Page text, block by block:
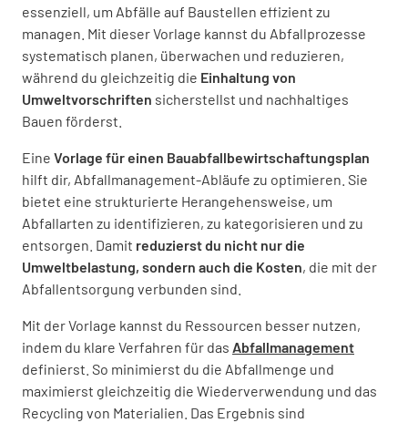
essenziell, um Abfälle auf Baustellen effizient zu
managen. Mit dieser Vorlage kannst du Abfallprozesse
systematisch planen, überwachen und reduzieren,
während du gleichzeitig die Einhaltung von
Umweltvorschriften sicherstellst und nachhaltiges
Bauen förderst.
Eine Vorlage für einen Bauabfallbewirtschaftungsplan
hilft dir, Abfallmanagement-Abläufe zu optimieren. Sie
bietet eine strukturierte Herangehensweise, um
Abfallarten zu identifizieren, zu kategorisieren und zu
entsorgen. Damit reduzierst du nicht nur die
Umweltbelastung, sondern auch die Kosten, die mit der
Abfallentsorgung verbunden sind.
Mit der Vorlage kannst du Ressourcen besser nutzen,
indem du klare Verfahren für das Abfallmanagement
definierst. So minimierst du die Abfallmenge und
maximierst gleichzeitig die Wiederverwendung und das
Recycling von Materialien. Das Ergebnis sind
Gebäudetyp
Baujahr
Sind Schadstoffermittlungen durchgeführt
worden?
JA NEIN N/A